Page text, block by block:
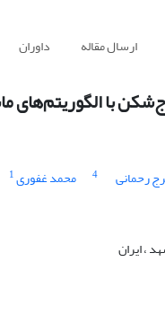
ارسال مقاله داوران
با الگوریتم‌های
رحمانی 4 محمد غفوری1
، ایران